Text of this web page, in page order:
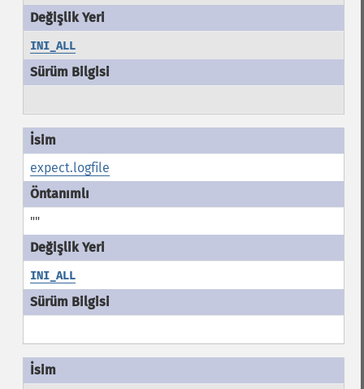
INI_ALL
expect.logfile
""
INI_ALL